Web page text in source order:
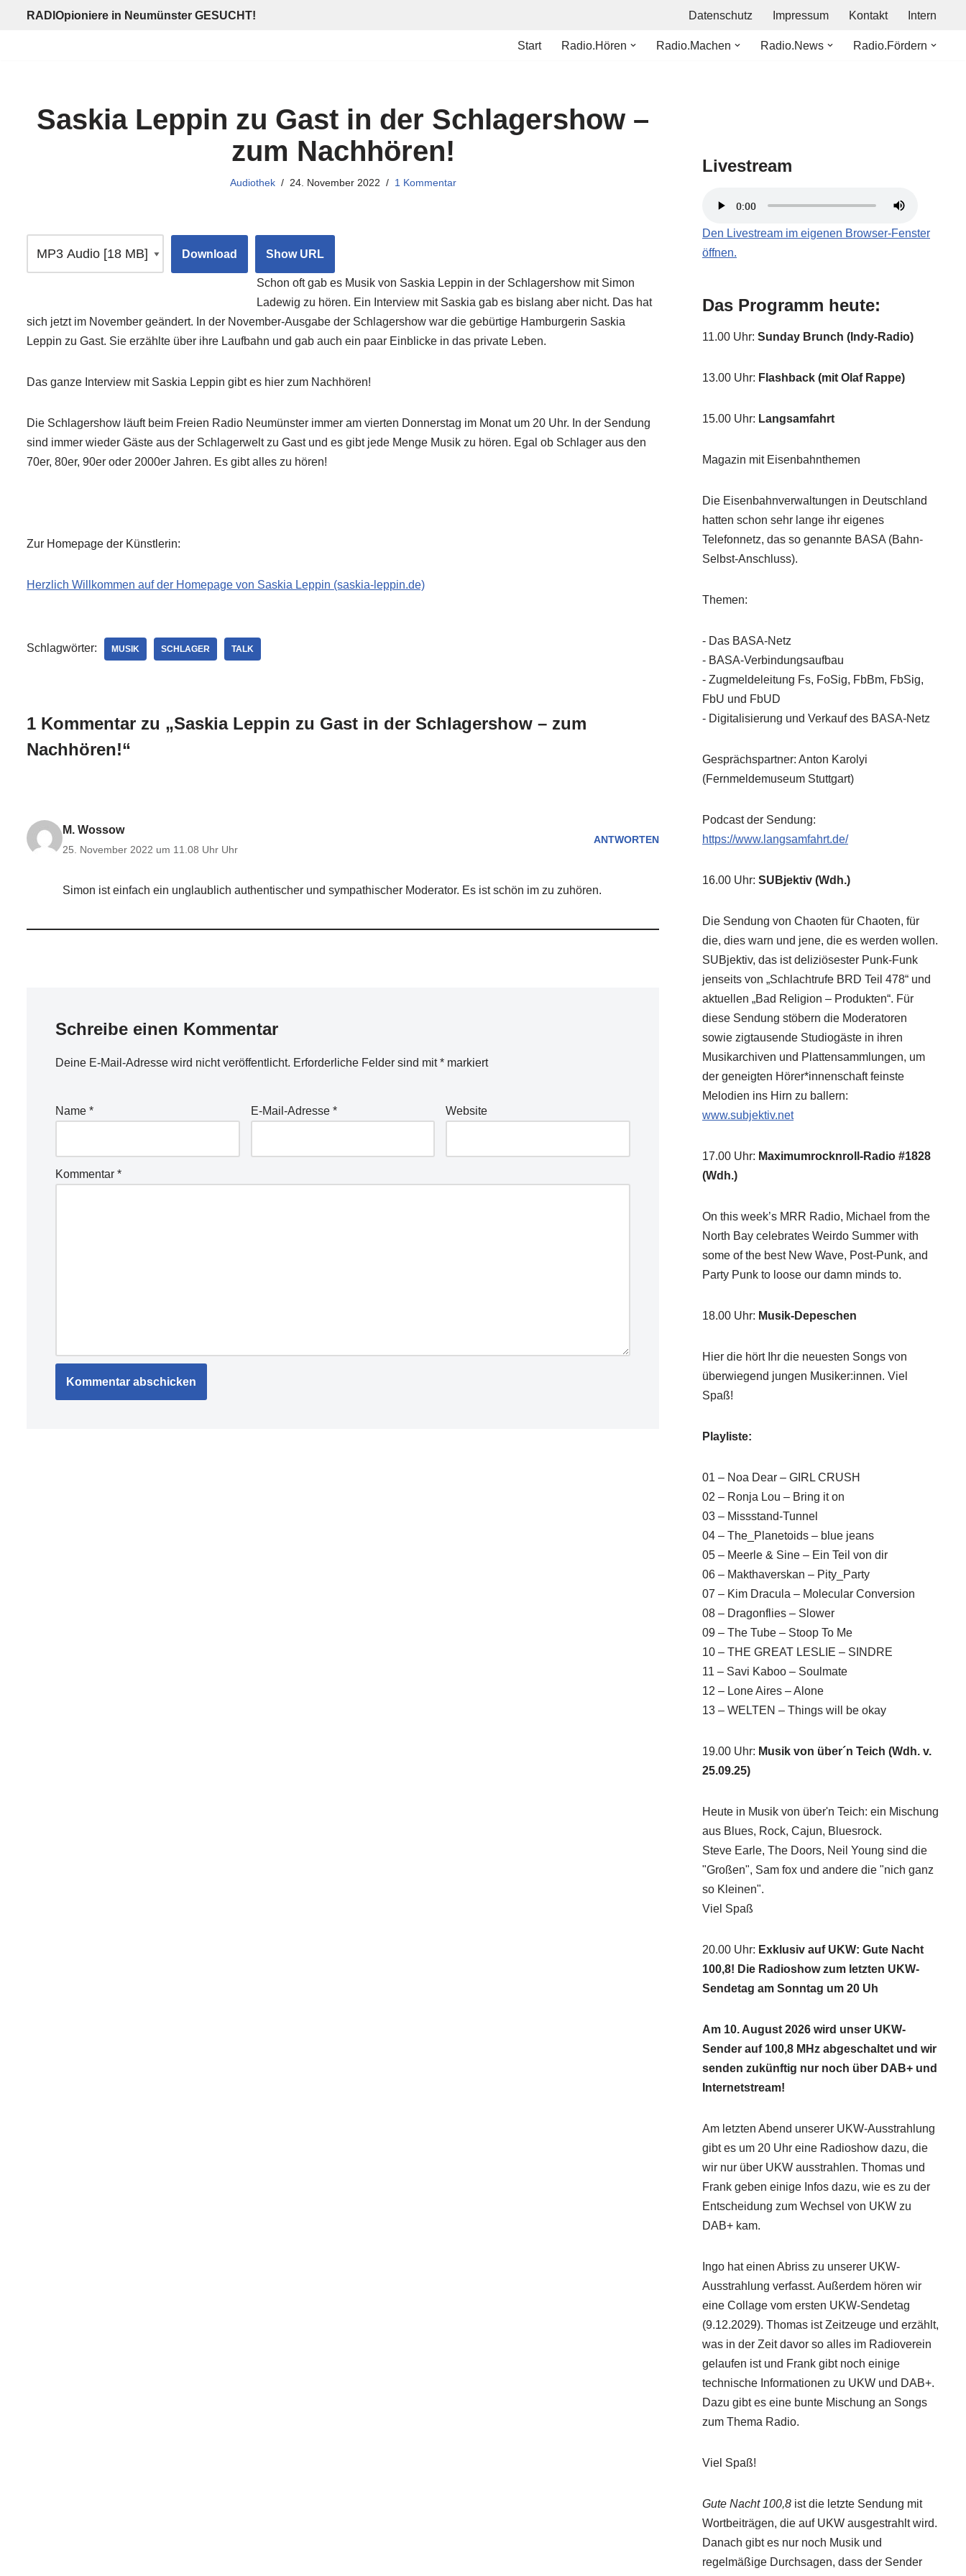
RADIOpioniere in Neumünster GESUCHT! Datenschutz Impressum Kontakt Intern
Start Radio.Hören Radio.Machen Radio.News Radio.Fördern
Saskia Leppin zu Gast in der Schlagershow –
zum Nachhören!
Audiothek 24. November 2022 1 Kommentar
Download Show URL
Schon oft gab es Musik von Saskia Leppin in der Schlagershow mit Simon
Ladewig zu hören. Ein Interview mit Saskia gab es bislang aber nicht. Das hat
sich jetzt im November geändert. In der November-Ausgabe der Schlagershow war die gebürtige Hamburgerin Saskia
Leppin zu Gast. Sie erzählte über ihre Laufbahn und gab auch ein paar Einblicke in das private Leben.
Das ganze Interview mit Saskia Leppin gibt es hier zum Nachhören!
Die Schlagershow läuft beim Freien Radio Neumünster immer am vierten Donnerstag im Monat um 20 Uhr. In der Sendung
sind immer wieder Gäste aus der Schlagerwelt zu Gast und es gibt jede Menge Musik zu hören. Egal ob Schlager aus den
70er, 80er, 90er oder 2000er Jahren. Es gibt alles zu hören!
Zur Homepage der Künstlerin:
Herzlich Willkommen auf der Homepage von Saskia Leppin (saskia-leppin.de)
Schlagwörter: MUSIK SCHLAGER TALK
1 Kommentar zu „Saskia Leppin zu Gast in der Schlagershow – zum
Nachhören!“
M. Wossow
25. November 2022 um 11.08 Uhr Uhr
ANTWORTEN
Simon ist einfach ein unglaublich authentischer und sympathischer Moderator. Es ist schön im zu zuhören.
Schreibe einen Kommentar
Deine E-Mail-Adresse wird nicht veröffentlicht. Erforderliche Felder sind mit* markiert
Name * E-Mail-Adresse * Website
Kommentar *
Livestream
Den Livestream im eigenen Browser-Fenster
öffnen.
Das Programm heute:
11.00 Uhr: Sunday Brunch (Indy-Radio)
13.00 Uhr: Flashback (mit Olaf Rappe)
15.00 Uhr: Langsamfahrt
Magazin mit Eisenbahnthemen
Die Eisenbahnverwaltungen in Deutschland
hatten schon sehr lange ihr eigenes
Telefonnetz, das so genannte BASA (Bahn-
Selbst-Anschluss).
Themen:
- Das BASA-Netz
- BASA-Verbindungsaufbau
- Zugmeldeleitung Fs, FoSig, FbBm, FbSig,
FbU und FbUD
- Digitalisierung und Verkauf des BASA-Netz
Gesprächspartner: Anton Karolyi
(Fernmeldemuseum Stuttgart)
Podcast der Sendung:
https://www.langsamfahrt.de/
16.00 Uhr: SUBjektiv (Wdh.)
Die Sendung von Chaoten für Chaoten, für
die, dies warn und jene, die es werden wollen.
SUBjektiv, das ist deliziösester Punk-Funk
jenseits von „Schlachtrufe BRD Teil 478“ und
aktuellen „Bad Religion – Produkten“. Für
diese Sendung stöbern die Moderatoren
sowie zigtausende Studiogäste in ihren
Musikarchiven und Plattensammlungen, um
der geneigten Hörer*innenschaft feinste
Melodien ins Hirn zu ballern:
www.subjektiv.net
17.00 Uhr: Maximumrocknroll-Radio #1828
(Wdh.)
On this week’s MRR Radio, Michael from the
North Bay celebrates Weirdo Summer with
some of the best New Wave, Post-Punk, and
Party Punk to loose our damn minds to.
18.00 Uhr: Musik-Depeschen
Hier die hört Ihr die neuesten Songs von
überwiegend jungen Musiker:innen. Viel
Spaß!
Playliste:
01 – Noa Dear – GIRL CRUSH
02 – Ronja Lou – Bring it on
03 – Missstand-Tunnel
04 – The_Planetoids – blue jeans
05 – Meerle & Sine – Ein Teil von dir
06 – Makthaverskan – Pity_Party
07 – Kim Dracula – Molecular Conversion
08 – Dragonflies – Slower
09 – The Tube – Stoop To Me
10 – THE GREAT LESLIE – SINDRE
11 – Savi Kaboo – Soulmate
12 – Lone Aires – Alone
13 – WELTEN – Things will be okay
19.00 Uhr: Musik von über´n Teich (Wdh. v.
25.09.25)
Heute in Musik von über'n Teich: ein Mischung
aus Blues, Rock, Cajun, Bluesrock.
Steve Earle, The Doors, Neil Young sind die
"Großen", Sam fox und andere die "nich ganz
so Kleinen".
Viel Spaß
20.00 Uhr: Exklusiv auf UKW: Gute Nacht
100,8! Die Radioshow zum letzten UKW-
Sendetag am Sonntag um 20 Uh
Am 10. August 2026 wird unser UKW-
Sender auf 100,8 MHz abgeschaltet und wir
senden zukünftig nur noch über DAB+ und
Internetstream!
Am letzten Abend unserer UKW-Ausstrahlung
gibt es um 20 Uhr eine Radioshow dazu, die
wir nur über UKW ausstrahlen. Thomas und
Frank geben einige Infos dazu, wie es zu der
Entscheidung zum Wechsel von UKW zu
DAB+ kam.
Ingo hat einen Abriss zu unserer UKW-
Ausstrahlung verfasst. Außerdem hören wir
eine Collage vom ersten UKW-Sendetag
(9.12.2029). Thomas ist Zeitzeuge und erzählt,
was in der Zeit davor so alles im Radioverein
gelaufen ist und Frank gibt noch einige
technische Informationen zu UKW und DAB+.
Dazu gibt es eine bunte Mischung an Songs
zum Thema Radio.
Viel Spaß!
Gute Nacht 100,8 ist die letzte Sendung mit
Wortbeiträgen, die auf UKW ausgestrahlt wird.
Danach gibt es nur noch Musik und
regelmäßige Durchsagen, dass der Sender